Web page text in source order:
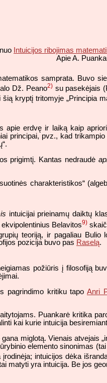
Intuicijos ribojimas
Apie A.
samprata. Buvo
Dž. Peano2)su pasekėjais
šią kryptį tritomyje „Principia
apie erdvę ir laiką kaip
principai, pvz., kad
prigimtį. Kantas nedraudė
charakteristikos“
intuicijai prieinamų daiktų
Belavitos9)
teoriją, ir pagaliau Bulio
pozicija buvo pas Raselą.
požiūris į filosofiją
pagrindimo kritiku tapoAnri
Puankarė kritika
kai kurie intuicija
miglotą. Vienais atvejais
elemento sinonimas
intuicijos dėka
matyti yra intuicija. Be jos